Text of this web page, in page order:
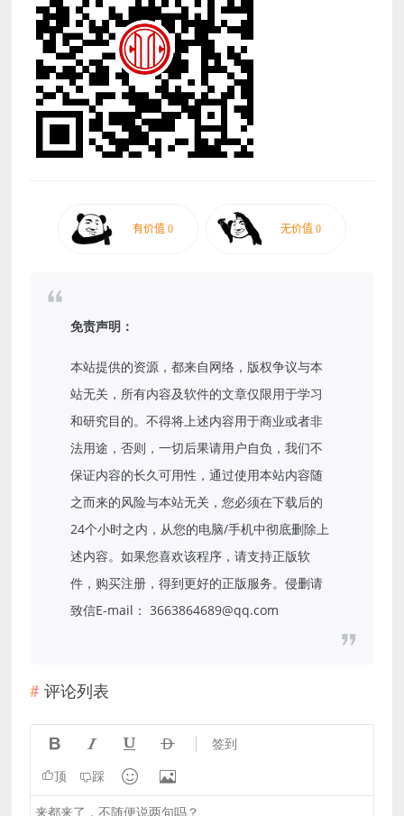
免责声明：
本站提供的资源，都来自网络，版权争议与本
站无关，所有内容及软件的文章仅限用于学习
和研究目的。不得将上述内容用于商业或者非
法用途，否则，一切后果请用户自负，我们不
保证内容的长久可用性，通过使用本站内容随
之而来的风险与本站无关，您必须在下载后的
24个小时之内，从您的电脑/手机中彻底删除上
述内容。如果您喜欢该程序，请支持正版软
件，购买注册，得到更好的正版服务。侵删请
致信E-mail： 3663864689@qq.com
评论列表
    签到
顶 踩  